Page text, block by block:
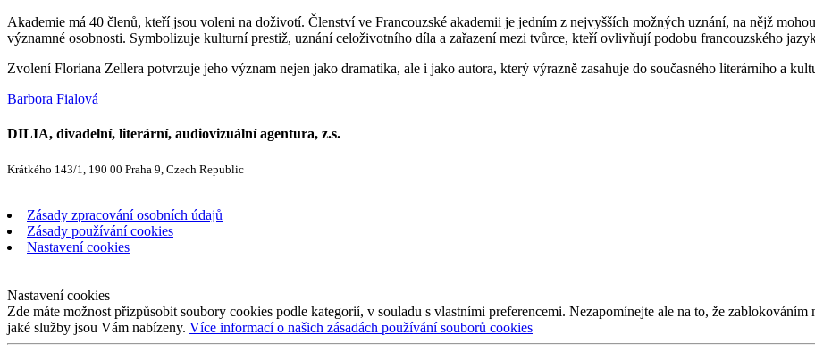
Akademie má 40 členů, kteří jsou voleni na doživotí. Členství ve Francouzské akademii je jedním z nejvyšších možných uznání, na nějž
významné osobnosti. Symbolizuje kulturní prestiž, uznání celoživotního díla a zařazení mezi tvůrce, kteří ovlivňují podobu francouzského
Zvolení Floriana Zellera potvrzuje jeho význam nejen jako dramatika, ale i jako autora, který výrazně zasahuje do současného literárního a
Barbora Fialová
DILIA, divadelní, literární, audiovizuální agentura, z.s.
Krátkého 143/1, 190 00 Praha 9, Czech Republic
Zásady zpracování osobních údajů
Zásady používání cookies
Nastavení cookies
Nastavení cookies
Zde máte možnost přizpůsobit soubory cookies podle kategorií, v souladu s vlastními preferencemi. Nezapomínejte ale na to, že
jaké služby jsou Vám nabízeny. Více informací o našich zásadách používání souborů cookies